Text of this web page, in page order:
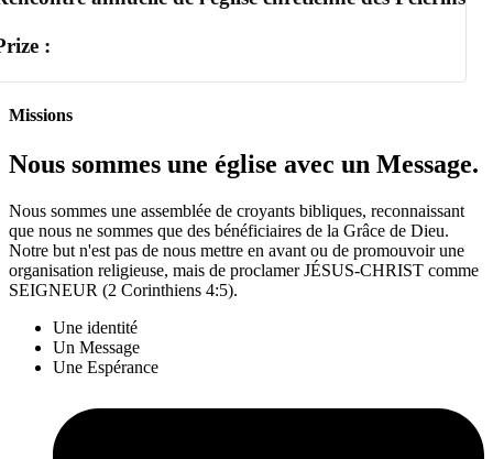
:
Missions
Nous sommes une église avec un Message.
Nous sommes une assemblée de croyants bibliques, reconnaissant
que nous ne sommes que des bénéficiaires de la Grâce de Dieu.
Notre but n'est pas de nous mettre en avant ou de promouvoir une
organisation religieuse, mais de proclamer JÉSUS-CHRIST comme
SEIGNEUR (2 Corinthiens 4:5).
Une identité
Un Message
Une Espérance